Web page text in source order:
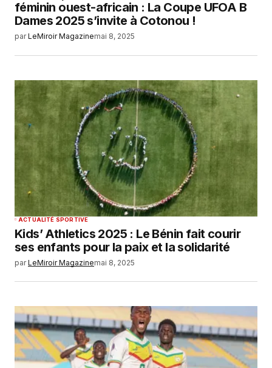
féminin ouest-africain : La Coupe UFOA B
Dames 2025 s’invite à Cotonou !
par LeMiroir Magazinemai 8, 2025
ACTUALITÉ SPORTIVE
Kids’ Athletics 2025 : Le Bénin fait courir
ses enfants pour la paix et la solidarité
par LeMiroir Magazinemai 8, 2025